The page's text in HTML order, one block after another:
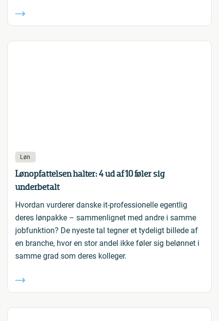
Løn
Lønopfattelsen halter: 4 ud af 10 føler sig
underbetalt
Hvordan vurderer danske it-professionelle egentlig
deres lønpakke – sammenlignet med andre i samme
jobfunktion? De nyeste tal tegner et tydeligt billede af
en branche, hvor en stor andel ikke føler sig belønnet i
samme grad som deres kolleger.